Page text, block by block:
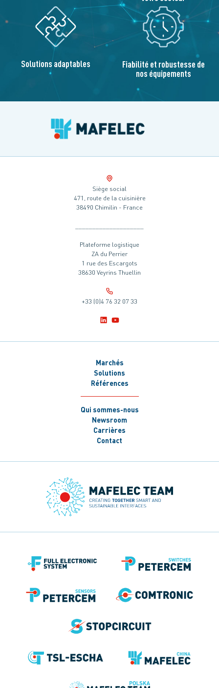
Solutions adaptables Fiabilité et robustesse de
nos équipements
Siège social
471, route de la cuisinière
38490 Chimilin - France
Plateforme logistique
ZA du Perrier
1 rue des Escargots
38630 Veyrins Thuellin
+33 (0)4 76 32 07 33
Marchés
Solutions
Références
Qui sommes-nous
Newsroom
Carrières
Contact